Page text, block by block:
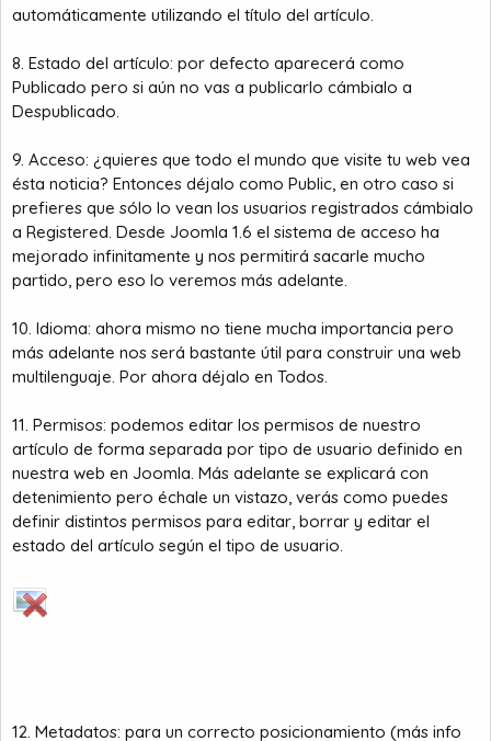
automáticamente utilizando el título del artículo.
8. Estado del artículo: por defecto aparecerá como
Publicado pero si aún no vas a publicarlo cámbialo a
Despublicado.
9. Acceso: ¿quieres que todo el mundo que visite tu web vea
ésta noticia? Entonces déjalo como Public, en otro caso si
prefieres que sólo lo vean los usuarios registrados cámbialo
a Registered. Desde Joomla 1.6 el sistema de acceso ha
mejorado infinitamente y nos permitirá sacarle mucho
partido, pero eso lo veremos más adelante.
10. Idioma: ahora mismo no tiene mucha importancia pero
más adelante nos será bastante útil para construir una web
multilenguaje. Por ahora déjalo en Todos.
11. Permisos: podemos editar los permisos de nuestro
artículo de forma separada por tipo de usuario definido en
nuestra web en Joomla. Más adelante se explicará con
detenimiento pero échale un vistazo, verás como puedes
definir distintos permisos para editar, borrar y editar el
estado del artículo según el tipo de usuario.
12. Metadatos: para un correcto posicionamiento (más info